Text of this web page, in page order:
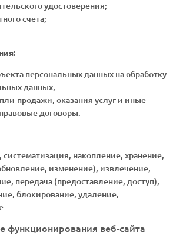
удостоверения;
счета;
персональных данных на обработку
данных;
продажи, оказания услуг и иные
договоры.
систематизация, накопление, хранение,
изменение), извлечение,
передача (предоставление, доступ),
блокирование, удаление,
функционирования веб-сайта